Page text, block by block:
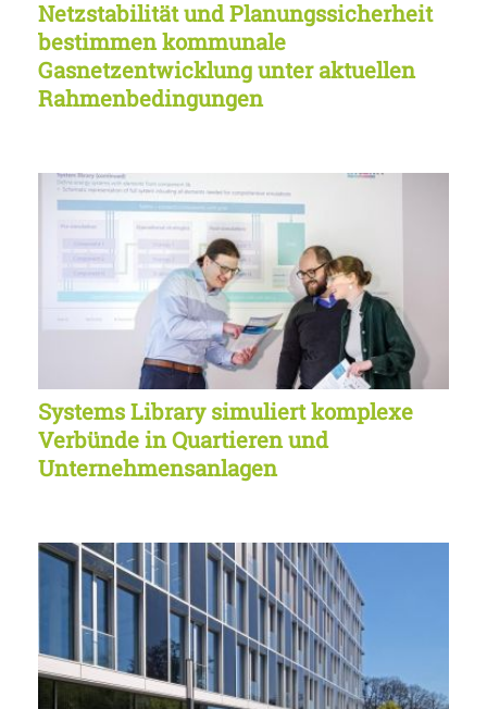
Netzstabilität und Planungssicherheit
bestimmen kommunale
Gasnetzentwicklung unter aktuellen
Rahmenbedingungen
Systems Library simuliert komplexe
Verbünde in Quartieren und
Unternehmensanlagen